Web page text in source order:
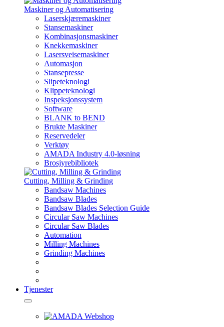
Maskiner og Automatisering
Laserskjæremaskiner
Stansemaskiner
Kombinasjonsmaskiner
Knekkemaskiner
Lasersveisemaskiner
Automasjon
Stansepresse
Slipeteknologi
Klippeteknologi
Inspeksjonssystem
Software
BLANK to BEND
Brukte Maskiner
Reservedeler
Verktøy
AMADA Industry 4.0-løsning
Brosjyrebibliotek
Cutting, Milling & Grinding
Bandsaw Machines
Bandsaw Blades
Bandsaw Blades Selection Guide
Circular Saw Machines
Circular Saw Blades
Automation
Milling Machines
Grinding Machines
Tjenester